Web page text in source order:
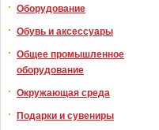
Оборудование
Обувь и аксессуары
Общее промышленное
оборудование
Окружающая среда
Подарки и сувениры